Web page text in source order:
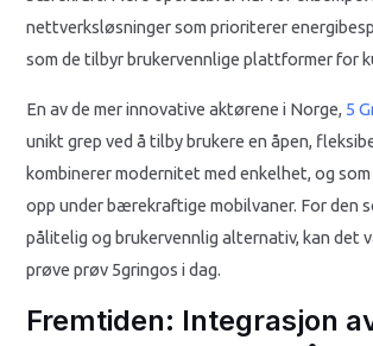
nettverksløsninger som prioriterer
som de tilbyr brukervennlige plattformer for
En av de mer innovative aktørene i Norge, 5
unikt grep ved å tilby brukere en åpen,
kombinerer modernitet med enkelhet, og
opp under bærekraftige mobilvaner. For den
pålitelig og brukervennlig alternativ, kan det
prøve prøv 5gringos i dag.
Fremtiden: Integrasjon